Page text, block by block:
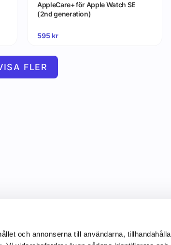
och annonserna till användarna, tillhandahålla
AppleCare+ för Apple Watch SE
(2nd generation)
595kr
FLER
Information